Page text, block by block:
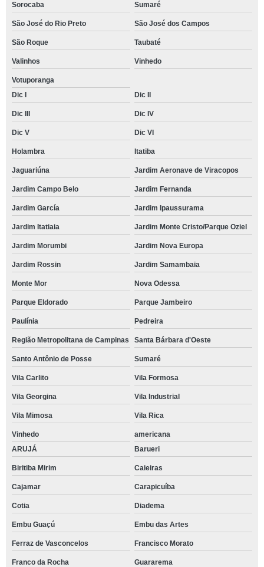
Sorocaba Sumaré
São José do Rio Preto São José dos Campos
São Roque Taubaté
Valinhos Vinhedo
Votuporanga
Dic I
Dic II
Dic III Dic IV
Dic V Dic VI
Holambra Itatiba
Jaguariúna Jardim Aeronave de Viracopos
Jardim Campo Belo Jardim Fernanda
Jardim García Jardim Ipaussurama
Jardim Itatiaia Jardim Monte Cristo/Parque Oziel
Jardim Morumbi Jardim Nova Europa
Jardim Rossin Jardim Samambaia
Monte Mor Nova Odessa
Parque Eldorado Parque Jambeiro
Paulínia Pedreira
Região Metropolitana de Campinas Santa Bárbara d'Oeste
Santo Antônio de Posse Sumaré
Vila Carlito Vila Formosa
Vila Georgina Vila Industrial
Vila Mimosa Vila Rica
Vinhedo
americana
ARUJÁ
Barueri
Biritiba Mirim Caieiras
Cajamar Carapicuíba
Cotia Diadema
Embu Guaçú Embu das Artes
Ferraz de Vasconcelos Francisco Morato
Franco da Rocha Guararema